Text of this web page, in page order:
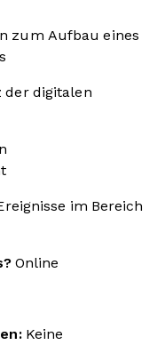
zum Aufbau eines
der digitalen
im Bereich
Online
Keine